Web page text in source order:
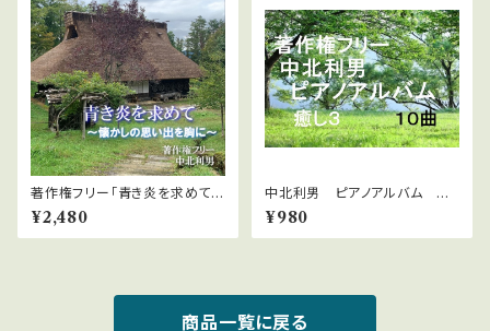
著作権フリー「青き炎を求めて～
懐かしの思い出を胸に～」２０曲
MP3ファイル
¥2,480
中北利男 ピアノアルバム 癒
し3
¥980
商品一覧に戻る